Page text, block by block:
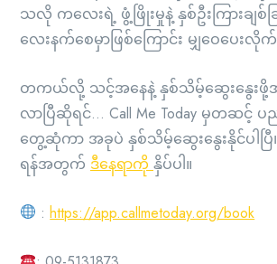
သလို ကလေးရဲ့ ဖွံ့ဖြိုးမှုနဲ့ နှစ်ဦးကြားချစ်ခ
လေးနက်စေမှာဖြစ်ကြောင်း မျှဝေပေးလို
တကယ်လို့ သင့်အနေနဲ့ နှစ်သိမ့်ဆွေးနွေ
လာပြီဆိုရင်… Call Me Today မှတဆင့်
တွေ့ဆုံကာ အခုပဲ နှစ်သိမ့်ဆွေးနွေးနိုင်ပါပြီ။
ရန်အတွက် ဒီနေရာကို နှိပ်ပါ။
:https://app.callmetoday.org/book